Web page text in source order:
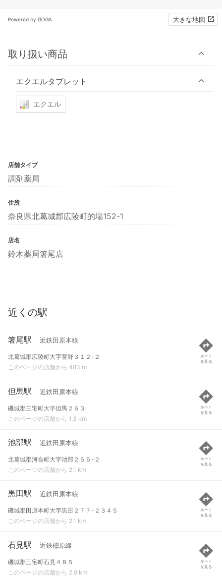
Powered by GOGA 大きな地図
取り扱い商品
エクエルタブレット
エクエル
店舗タイプ
調剤薬局
住所
奈良県北葛城郡広陵町的場152-1
店名
鈴木薬局箸尾店
近くの駅
箸尾駅 近鉄田原本線
北葛城郡広陵町大字萱野３１２-２
このページの店舗から 483 m
ルート
を見る
但馬駅 近鉄田原本線
磯城郡三宅町大字但馬２６３
このページの店舗から 1.3 km
ルート
を見る
池部駅 近鉄田原本線
北葛城郡河合町大字池部２５５-２
このページの店舗から 2.1 km
ルート
を見る
黒田駅 近鉄田原本線
磯城郡田原本町大字黒田２７７-２３４５
このページの店舗から 2.1 km
ルート
を見る
石見駅 近鉄橿原線
磯城郡三宅町石見４８５
このページの店舗から 2.9 km
ルート
を見る